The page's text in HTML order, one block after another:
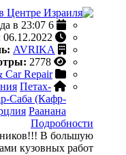
06.12.2022
AVRIKA
2778
Car Repair
Петах-
Саба (Кафр-
Раанана
Подробности
В большую
кузовных работ